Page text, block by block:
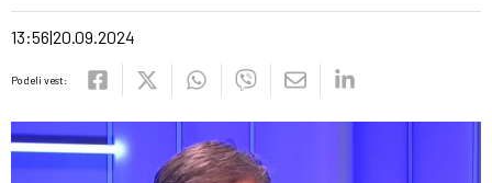
13:56 20.09.2024
Podeli vest: